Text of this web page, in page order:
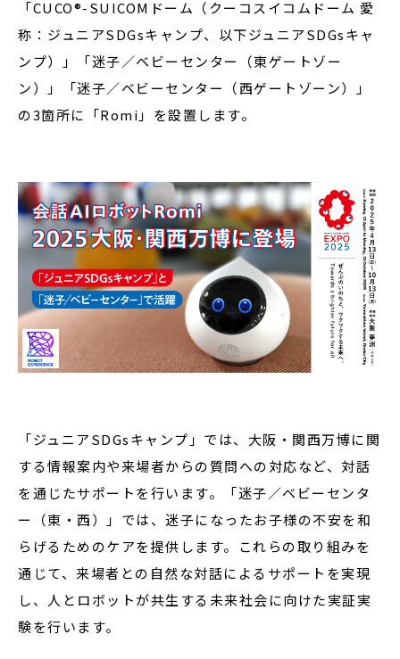
「CUCO®-SUICOMドーム（クーコスイコムドーム 愛
称：ジュニアSDGsキャンプ、以下ジュニアSDGsキャ
ンプ）」「迷子／ベビーセンター（東ゲートゾー
ン）」「迷子／ベビーセンター（西ゲートゾーン）」
の3箇所に「Romi」を設置します。
「ジュニアSDGsキャンプ」では、大阪・関西万博に関
する情報案内や来場者からの質問への対応など、対話
を通じたサポートを行います。「迷子／ベビーセンタ
ー（東・西）」では、迷子になったお子様の不安を和
らげるためのケアを提供します。これらの取り組みを
通じて、来場者との自然な対話によるサポートを実現
し、人とロボットが共生する未来社会に向けた実証実
験を行います。